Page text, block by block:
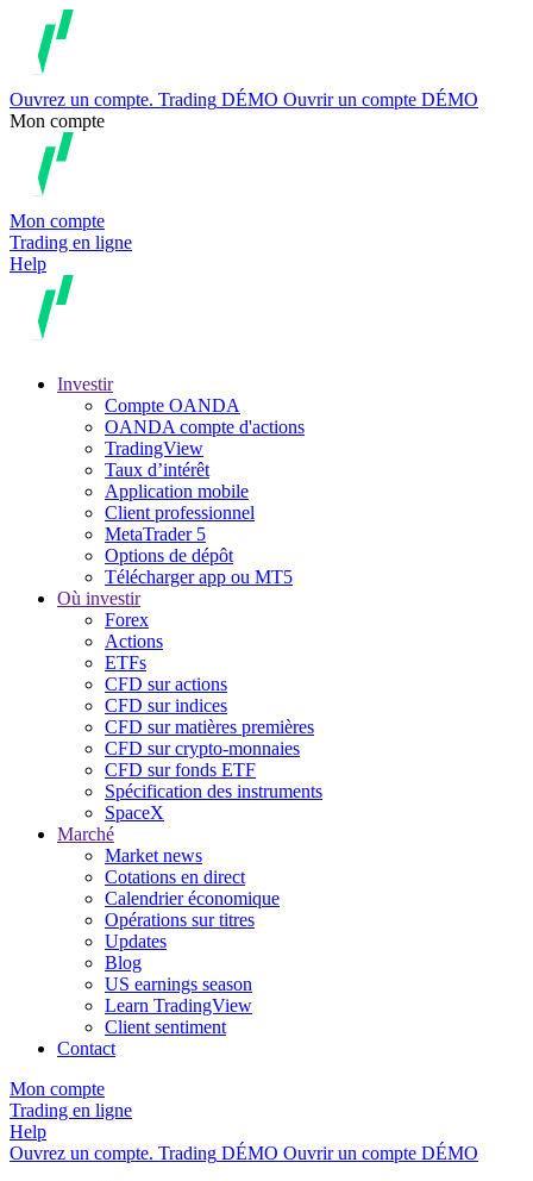
Ouvrez un compte. Trading DÉMO Ouvrir un compte DÉMO
Mon compte
Mon compte
Trading en ligne
Help
Investir
Compte OANDA
OANDA compte d'actions
TradingView
Taux d’intérêt
Application mobile
Client professionnel
MetaTrader 5
Options de dépôt
Télécharger app ou MT5
Où investir
Forex
Actions
ETFs
CFD sur actions
CFD sur indices
CFD sur matières premières
CFD sur crypto-monnaies
CFD sur fonds ETF
Spécification des instruments
SpaceX
Marché
Market news
Cotations en direct
Calendrier économique
Opérations sur titres
Updates
Blog
US earnings season
Learn TradingView
Client sentiment
Contact
Mon compte
Trading en ligne
Help
Ouvrez un compte. Trading DÉMO Ouvrir un compte DÉMO